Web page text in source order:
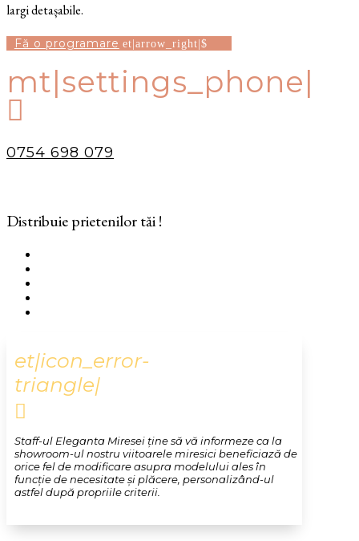
largi detașabile.
Fă o programare
mt|settings_phone|

0754 698 079
Distribuie prietenilor tăi !
et|icon_error-
triangle|

Staff-ul Eleganta Miresei ține să vă informeze ca la
showroom-ul nostru viitoarele miresici beneficiază de
orice fel de modificare asupra modelului ales în
funcție de necesitate și plăcere, personalizând-ul
astfel după propriile criterii.